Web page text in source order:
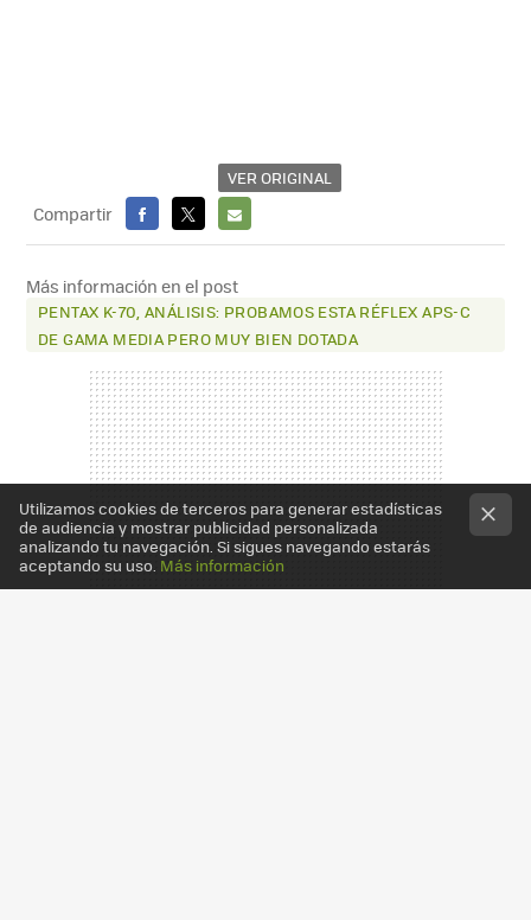
VER ORIGINAL
Compartir
FACEBOOK
X
E-
MAIL
Más información en el post
PENTAX K-70, ANÁLISIS: PROBAMOS ESTA RÉFLEX APS-C
DE GAMA MEDIA PERO MUY BIEN DOTADA
Utilizamos cookies de terceros para generar estadísticas
de audiencia y mostrar publicidad personalizada
analizando tu navegación. Si sigues navegando estarás
aceptando su uso. Más información